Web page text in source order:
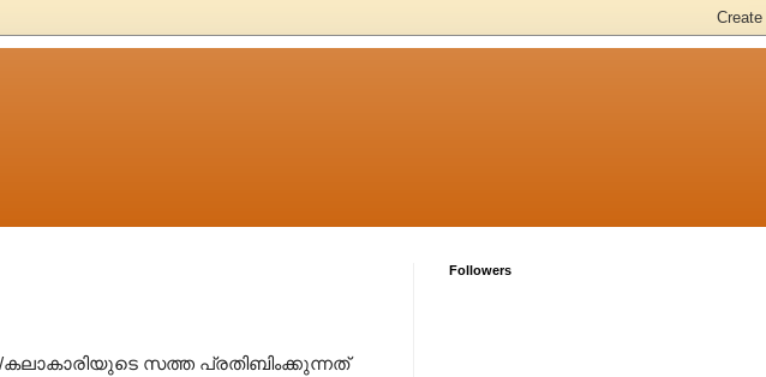
സത്ത പ്രതിബിംക്കുന്നത്
Followers